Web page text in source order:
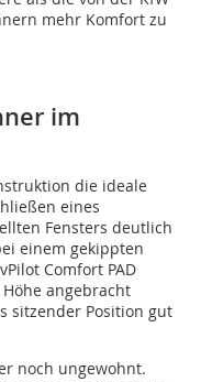
mehr Komfort zu
im
die ideale
eines
Fensters deutlich
einem gekippten
Comfort PAD
angebracht
sitzender Position gut
noch ungewohnt.